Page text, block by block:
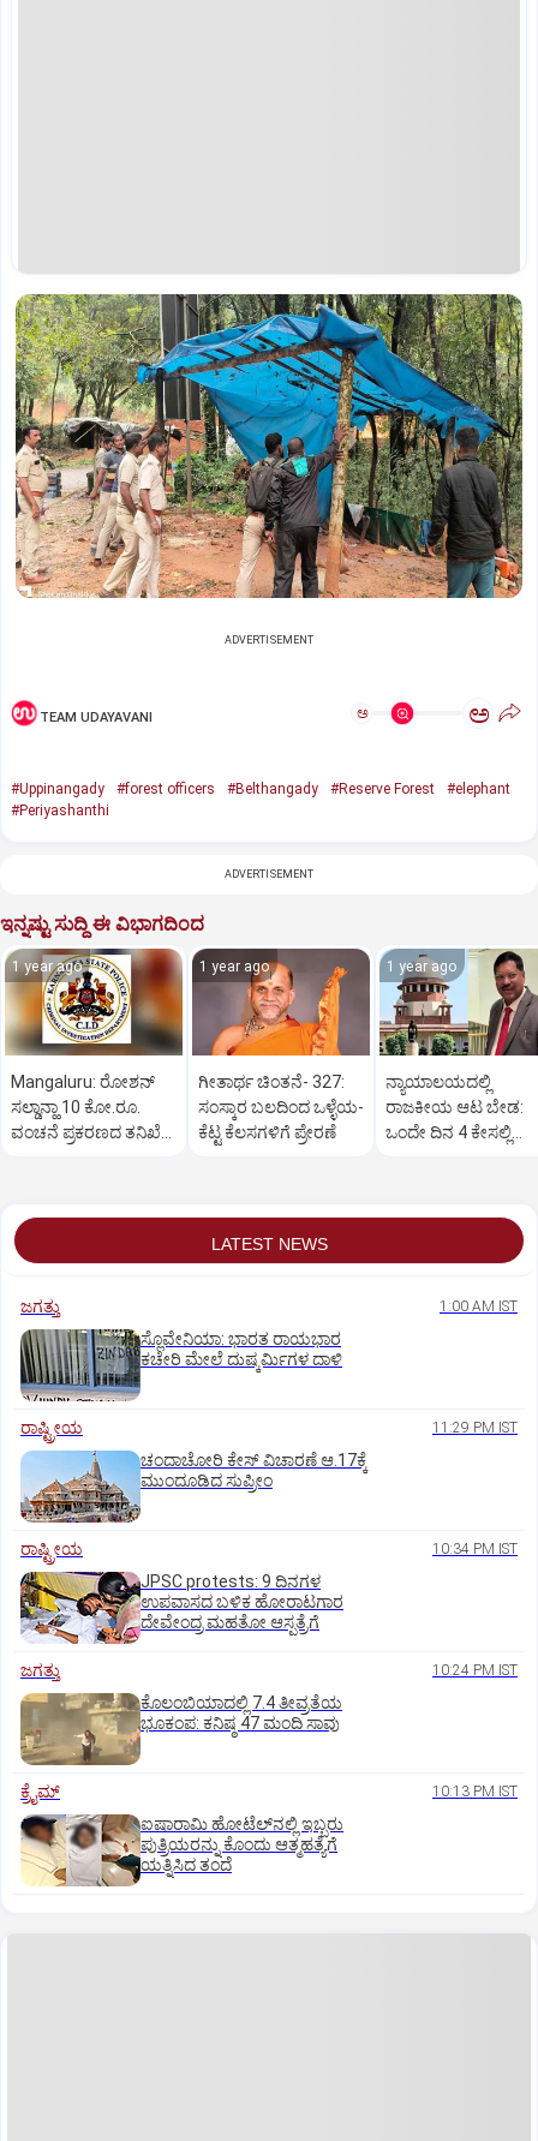
ADVERTISEMENT
TEAM UDAYAVANI ಅ ಅ
#Uppinangady #forest officers #Belthangady #Reserve Forest
#elephant
#Periyashanthi
ADVERTISEMENT
ಇನ್ನಷ್ಟು ಸುದ್ದಿ ಈ ವಿಭಾಗದಿಂದ
1 year ago
Mangaluru: ರೋಶನ್‌
ಸಲ್ಡಾನ್ಹಾ 10 ಕೋ.ರೂ.
ವಂಚನೆ ಪ್ರಕರಣದ ತನಿಖೆ
1 year ago
ಗೀತಾರ್ಥ ಚಿಂತನೆ- 327:
ಸಂಸ್ಕಾರ ಬಲದಿಂದ ಒಳ್ಳೆಯ-
ಕೆಟ್ಟ ಕೆಲಸಗಳಿಗೆ ಪ್ರೇರಣೆ
1 year ago
ನ್ಯಾಯಾಲಯದಲ್ಲಿ
ರಾಜಕೀಯ ಆಟ ಬೇಡ:
ಒಂದೇ ದಿನ 4 ಕೇಸಲ್ಲಿ
LATEST NEWS
ಜಗತ್ತು 1:00 AM IST
ಸ್ಲೊವೇನಿಯಾ: ಭಾರತ ರಾಯಭಾರ
ಕಚೇರಿ ಮೇಲೆ ದುಷ್ಕರ್ಮಿಗಳ ದಾಳಿ
ರಾಷ್ಟ್ರೀಯ 11:29 PM IST
ಚಂದಾಚೋರಿ ಕೇಸ್‌ ವಿಚಾರಣೆ ಆ.17ಕ್ಕೆ
ಮುಂದೂಡಿದ ಸುಪ್ರೀಂ
ರಾಷ್ಟ್ರೀಯ 10:34 PM IST
JPSC protests: 9 ದಿನಗಳ
ಉಪವಾಸದ ಬಳಿಕ ಹೋರಾಟಗಾರ
ದೇವೇಂದ್ರ ಮಹತೋ ಆಸ್ಪತ್ರೆಗೆ
ಜಗತ್ತು 10:24 PM IST
ಕೊಲಂಬಿಯಾದಲ್ಲಿ 7.4 ತೀವ್ರತೆಯ
ಭೂಕಂಪ: ಕನಿಷ್ಠ 47 ಮಂದಿ ಸಾವು
ಕ್ರೈಮ್ 10:13 PM IST
ಐಷಾರಾಮಿ ಹೋಟೆಲ್‌ನಲ್ಲಿ ಇಬ್ಬರು
ಪುತ್ರಿಯರನ್ನು ಕೊಂದು ಆತ್ಮಹತ್ಯೆಗೆ
ಯತ್ನಿಸಿದ ತಂದೆ